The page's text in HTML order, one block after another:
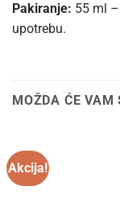
Pakiranje: 55 ml
upotrebu.
MOŽDA ĆE
Akcija!